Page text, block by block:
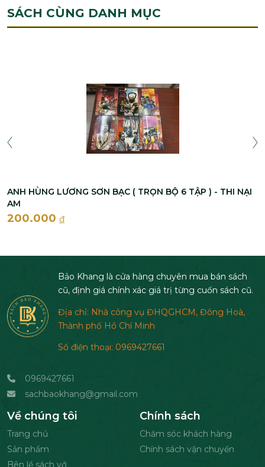
SÁCH CÙNG DANH MỤC
ANH HÙNG LƯƠNG SƠN BẠC ( TRỌN BỘ 6 TẬP ) - THI NẠI
AM
200.000 đ
Bảo Khang là cửa hàng chuyên mua bán sách
cũ, định giá chính xác giá trị từng cuốn sách cũ.
Địa chỉ: Nhà công vụ ĐHQGHCM, Đông Hoà,
Thành phố Hồ Chí Minh
Số điện thoại: 0969427661
0969427661
sachbaokhang@gmail.com
Về chúng tôi
Trang chủ
Sản phẩm
Bên lề sách vở
Chính sách
Chăm sóc khách hàng
Chính sách vận chuyển